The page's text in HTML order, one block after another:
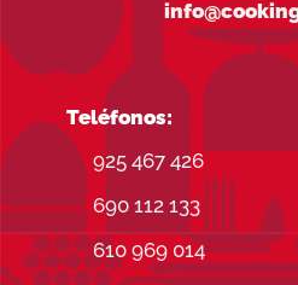
Teléfonos:
925 467 426
690 112 133
610 969 014